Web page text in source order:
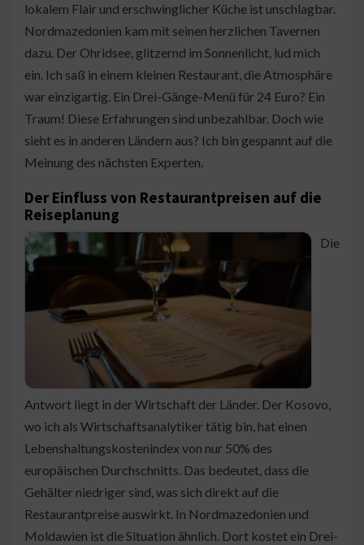
lokalem Flair und erschwinglicher Küche ist unschlagbar.
Nordmazedonien kam mit seinen herzlichen Tavernen
dazu. Der Ohridsee, glitzernd im Sonnenlicht, lud mich
ein. Ich saß in einem kleinen Restaurant, die Atmosphäre
war einzigartig. Ein Drei-Gänge-Menü für 24 Euro? Ein
Traum! Diese Erfahrungen sind unbezahlbar. Doch wie
sieht es in anderen Ländern aus? Ich bin gespannt auf die
Meinung des nächsten Experten.
Der Einfluss von Restaurantpreisen auf die
Reiseplanung
Die
Antwort liegt in der Wirtschaft der Länder. Der Kosovo,
wo ich als Wirtschaftsanalytiker tätig bin, hat einen
Lebenshaltungskostenindex von nur 50% des
europäischen Durchschnitts. Das bedeutet, dass die
Gehälter niedriger sind, was sich direkt auf die
Restaurantpreise auswirkt. In Nordmazedonien und
Moldawien ist die Situation ähnlich. Dort kostet ein Drei-